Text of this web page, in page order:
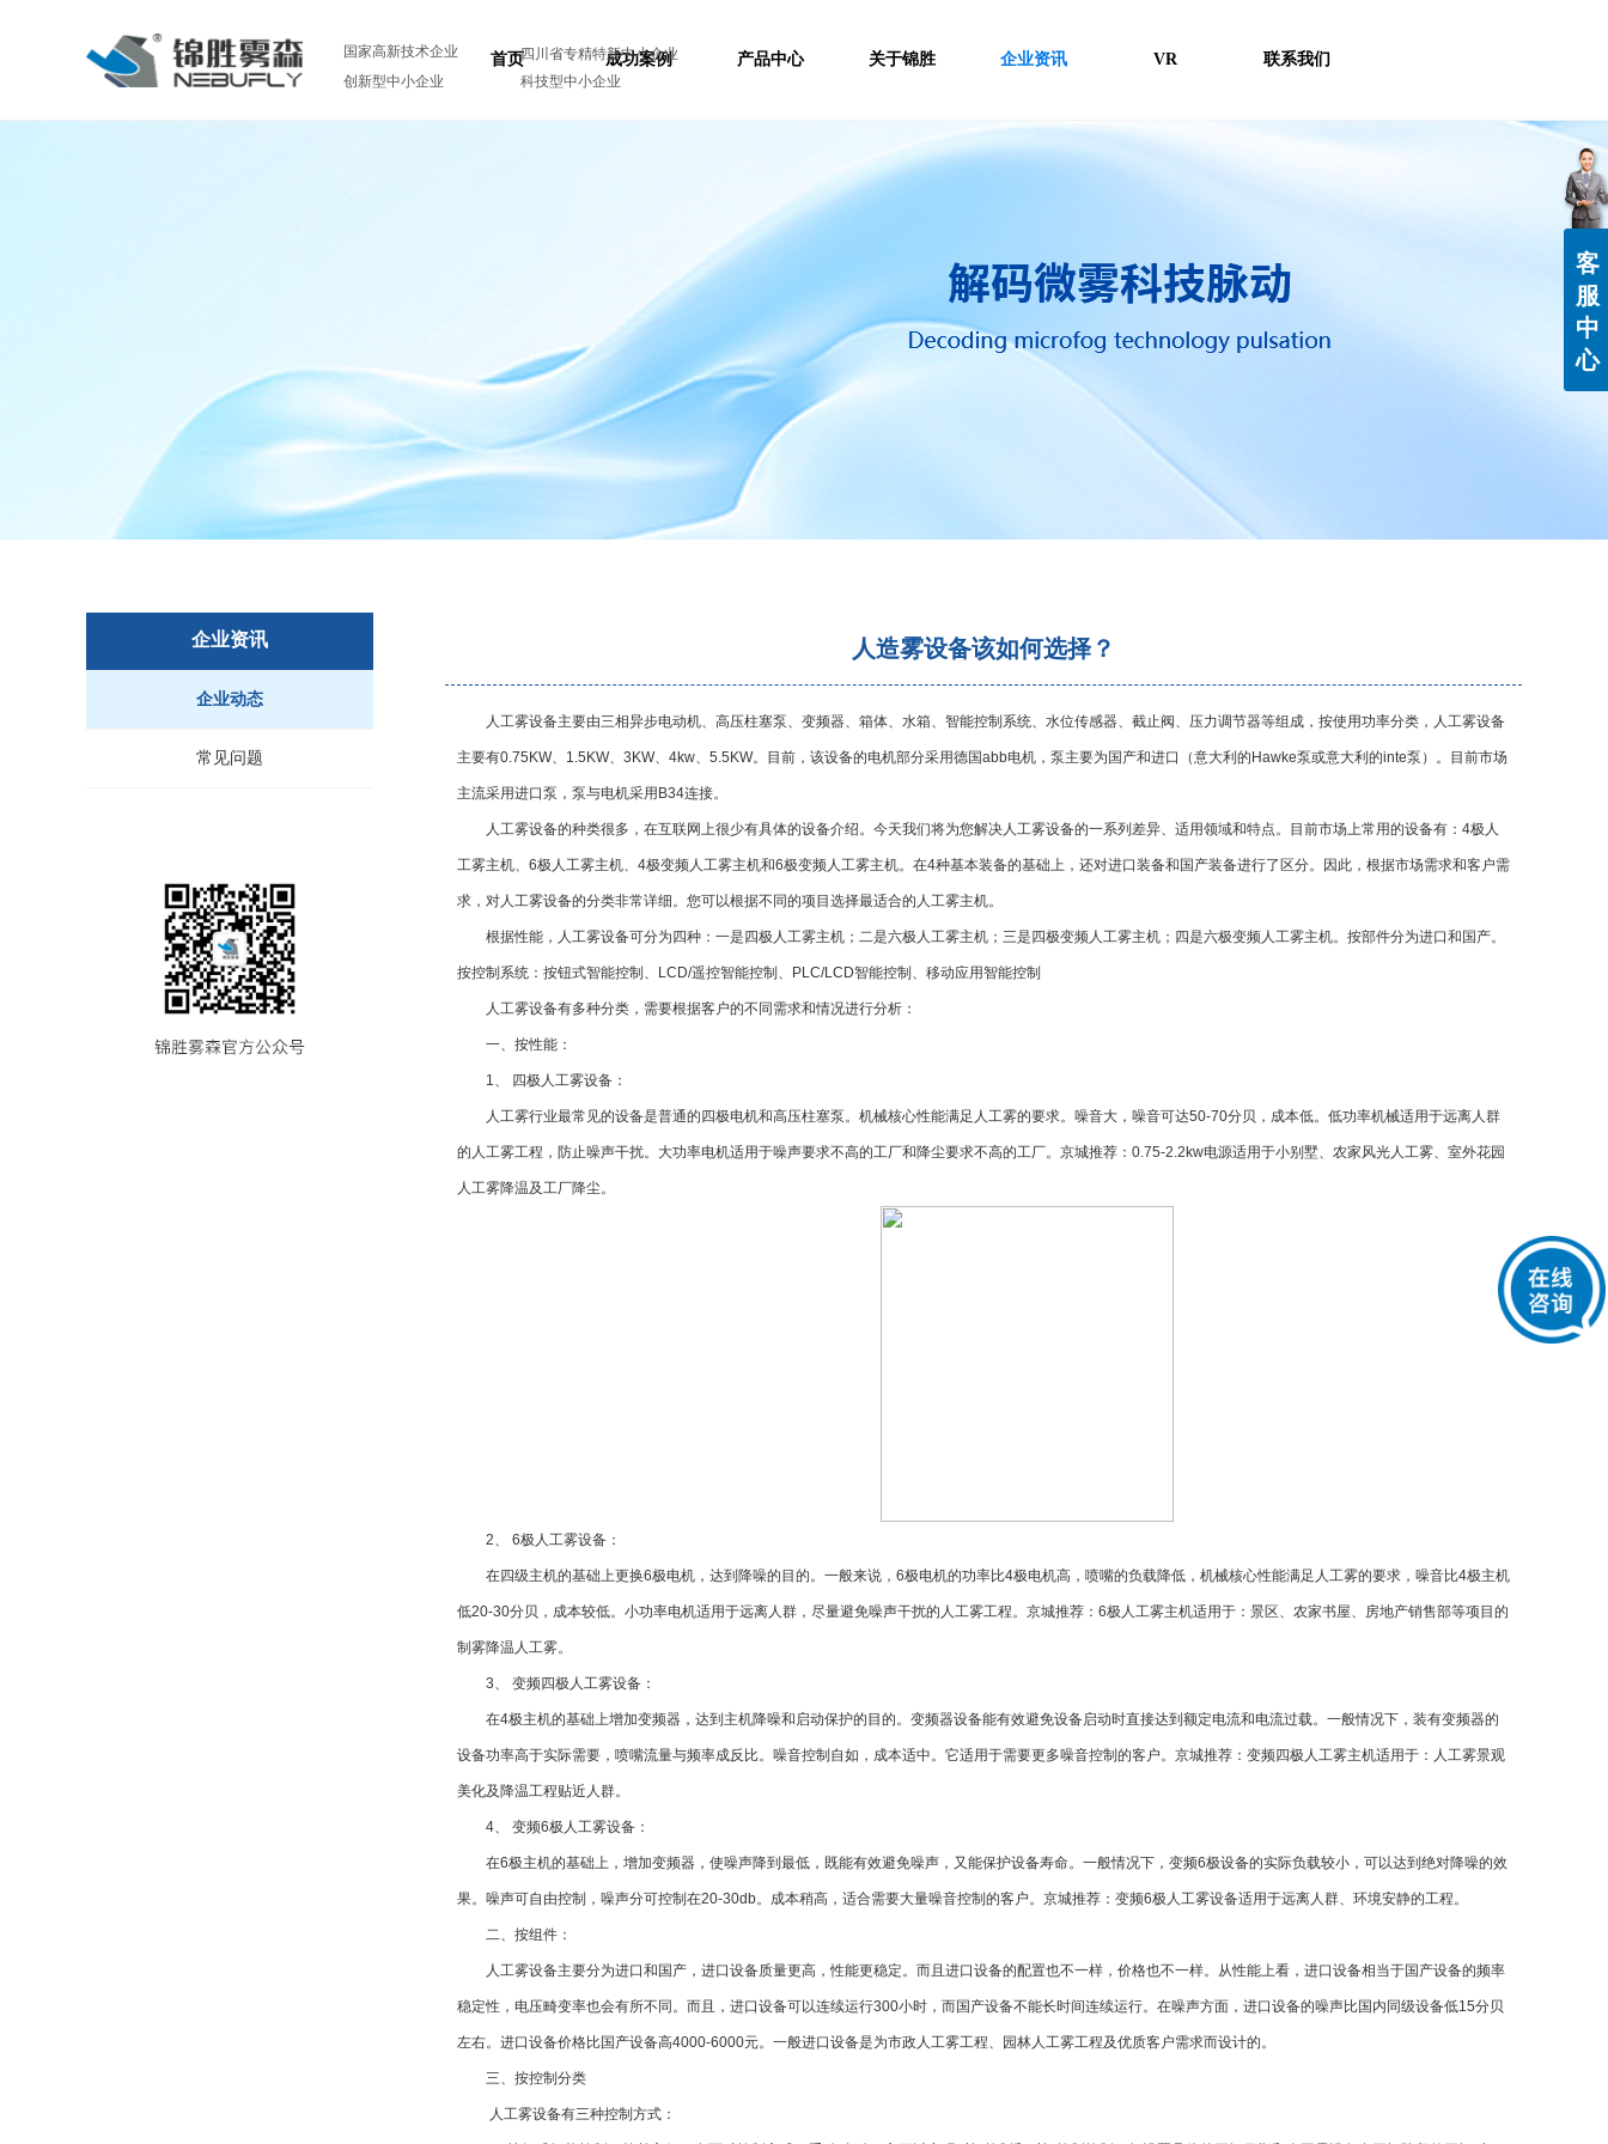
国家高新技术企业
四川省专精特新中小企业
创新型中小企业
科技型中小企业
首页 成功案例 产品中心 关于锦胜 企业资讯 VR 联系我们
企业资讯
企业动态
常见问题
人造雾设备该如何选择？
人工雾设备主要由三相异步电动机、高压柱塞泵、变频器、箱体、水箱、智能控制系统、水位传感器、截止阀、压力调节器等组成，按使用功率分类，人工雾设备
主要有0.75KW、 1.5KW、 3KW、 4kw、 5.5KW。目前，该设备的电机部分采用德国abb电机，泵主要为国产和进口（意大利的 Hawke泵或意大利的inte泵）。目前市场
主流采用进口泵，泵与电机采用 B34连接。
人工雾设备的种类很多，在互联网上很少有具体的设备介绍。今天我们将为您解决人工雾设备的一系列差异、适用领域和特点。目前市场上常用的设备有： 4极人
工雾主机、 6极人工雾主机、 4极变频人工雾主机和6极变频人工雾主机。在4种基本装备的基础上，还对进口装备和国产装备进行了区分。因此，根据市场需求和客户需
求，对人工雾设备的分类非常详细。您可以根据不同的项目选择最适合的人工雾主机。
根据性能，人工雾设备可分为四种：一是四极人工雾主机；二是六极人工雾主机；三是四极变频人工雾主机；四是六极变频人工雾主机。按部件分为进口和国产。
按控制系统：按钮式智能控制、 LCD/遥控智能控制、 PLC/LCD智能控制、移动应用智能控制
人工雾设备有多种分类，需要根据客户的不同需求和情况进行分析：
一、 按性能：
1、 四极人工雾设备：
人工雾行业最常见的设备是普通的四极电机和高压柱塞泵。机械核心性能满足人工雾的要求。噪音大，噪音可达50-70分贝，成本低。低功率机械适用于远离人群
的人工雾工程，防止噪声干扰。大功率电机适用于噪声要求不高的工厂和降尘要求不高的工厂。京城推荐： 0.75-2.2kw电源适用于小别墅、农家风光人工雾、室外花园
人工雾降温及工厂降尘。
2、 6极人工雾设备：
在四级主机的基础上更换6极电机，达到降噪的目的。一般来说， 6极电机的功率比4极电机高，喷嘴的负载降低，机械核心性能满足人工雾的要求，噪音比4极主机
低20-30分贝，成本较低。小功率电机适用于远离人群，尽量避免噪声干扰的人工雾工程。京城推荐： 6极人工雾主机适用于：景区、农家书屋、房地产销售部等项目的
制雾降温人工雾。
3、 变频四极人工雾设备：
在4极主机的基础上增加变频器，达到主机降噪和启动保护的目的。变频器设备能有效避免设备启动时直接达到额定电流和电流过载。一般情况下，装有变频器的
设备功率高于实际需要，喷嘴流量与频率成反比。噪音控制自如，成本适中。它适用于需要更多噪音控制的客户。京城推荐：变频四极人工雾主机适用于：人工雾景观
美化及降温工程贴近人群。
4、 变频6极人工雾设备：
在6极主机的基础上，增加变频器，使噪声降到最低，既能有效避免噪声，又能保护设备寿命。一般情况下，变频6极设备的实际负载较小，可以达到绝对降噪的效
果。噪声可自由控制，噪声分可控制在20-30db。成本稍高，适合需要大量噪音控制的客户。京城推荐：变频6极人工雾设备适用于远离人群、环境安静的工程。
二、 按组件：
人工雾设备主要分为进口和国产，进口设备质量更高，性能更稳定。而且进口设备的配置也不一样，价格也不一样。从性能上看，进口设备相当于国产设备的频率
稳定性，电压畸变率也会有所不同。而且，进口设备可以连续运行300小时，而国产设备不能长时间连续运行。在噪声方面，进口设备的噪声比国内同级设备低15分贝
左右。进口设备价格比国产设备高4000-6000元。一般进口设备是为市政人工雾工程、园林人工雾工程及优质客户需求而设计的。
三、 按控制分类
人工雾设备有三种控制方式：
客
服
中
心